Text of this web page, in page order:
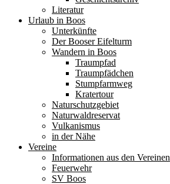
Literatur
Urlaub in Boos
Unterkünfte
Der Booser Eifelturm
Wandern in Boos
Traumpfad
Traumpfädchen
Stumpfarmweg
Kratertour
Naturschutzgebiet
Naturwaldreservat
Vulkanismus
in der Nähe
Vereine
Informationen aus den Vereinen
Feuerwehr
SV Boos